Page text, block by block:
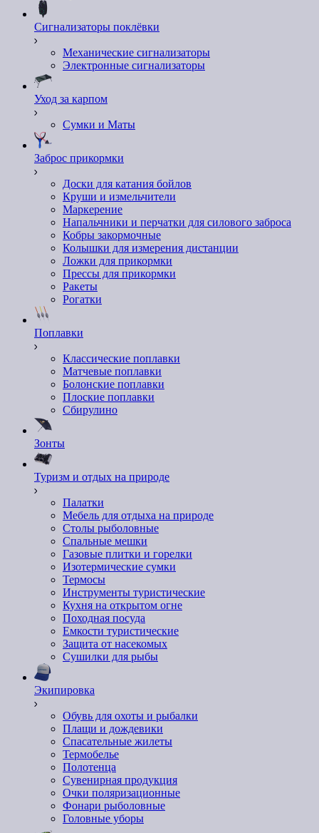
Сигнализаторы поклёвки
Механические сигнализаторы
Электронные сигнализаторы
Уход за карпом
Сумки и Маты
Заброс прикормки
Доски для катания бойлов
Круши и измельчители
Маркерение
Напальчники и перчатки для силового заброса
Кобры закормочные
Колышки для измерения дистанции
Ложки для прикормки
Пресcы для прикормки
Ракеты
Рогатки
Поплавки
Классические поплавки
Матчевые поплавки
Болонские поплавки
Плоские поплавки
Сбирулино
Зонты
Туризм и отдых на природе
Палатки
Мебель для отдыха на природе
Столы рыболовные
Спальные мешки
Газовые плитки и горелки
Изотермические сумки
Термосы
Инструменты туристические
Кухня на открытом огне
Походная посуда
Емкости туристические
Защита от насекомых
Сушилки для рыбы
Экипировка
Обувь для охоты и рыбалки
Плащи и дождевики
Спасательные жилеты
Термобелье
Полотенца
Сувенирная продукция
Очки поляризационные
Фонари рыболовные
Головные уборы